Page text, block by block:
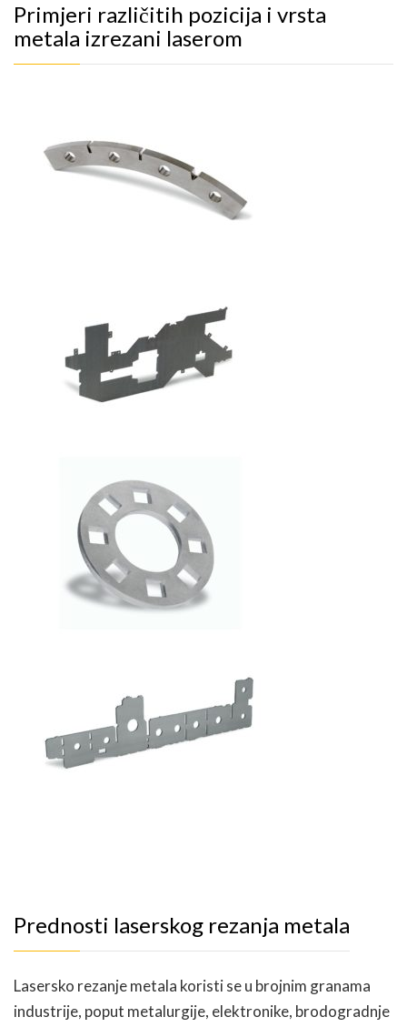
Primjeri različitih pozicija i vrsta
metala izrezani laserom
Prednosti laserskog rezanja metala
Lasersko rezanje metala koristi se u brojnim granama
industrije, poput metalurgije, elektronike, brodogradnje